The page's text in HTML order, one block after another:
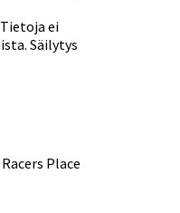
ei
Säilytys
Place